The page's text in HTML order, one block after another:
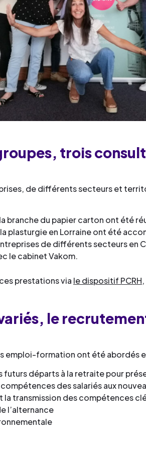
trois
de différents secteurs et
branche du papier carton ont été
plasturgie en Lorraine ont été
de différents secteurs en
le cabinet Vakom.
prestations via le dispositif PCRH
le
emploi-formation ont été abordés
futurs départs à la retraite pour
des salariés aux
la transmission des compétences
l’alternance